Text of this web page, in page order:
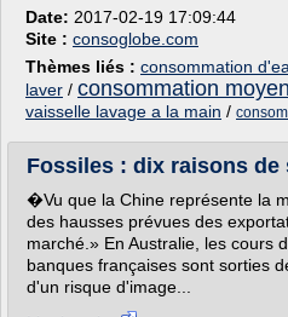
Date: 2017-02-19 17:09:44
Site : consoglobe.com
Thèmes liés : consommation
laver / consommation
vaisselle lavage a la main /
Fossiles : dix raisons de
�Vu que la Chine représente la
des hausses prévues des
marché.» En Australie, les cours
banques françaises sont sorties
d'un risque d'image...